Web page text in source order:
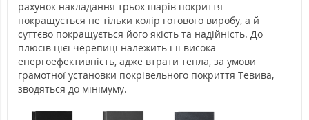
рахунок накладання трьох шарів покриття
покращується не тільки колір готового виробу, а й
суттєво покращується його якість та надійність. До
плюсів цієї черепиці належить і її висока
енергоефективність, адже втрати тепла, за умови
грамотної установки покрівельного покриття Тевива,
зводяться до мінімуму.